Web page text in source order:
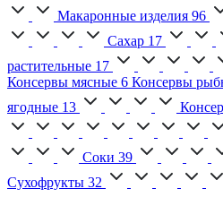
Макаронные изделия 96
Сахар 17
растительные 17
Консервы мясные 6 Консервы
ягодные 13
Соки 39
Сухофрукты 32